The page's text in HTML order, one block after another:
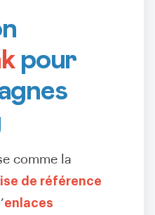
pour
comme la
de référence
enlaces